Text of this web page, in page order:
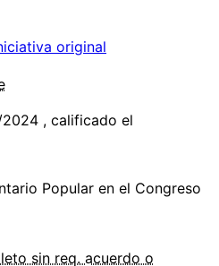
original
, calificado el
Popular en el Congreso
sin req. acuerdo o